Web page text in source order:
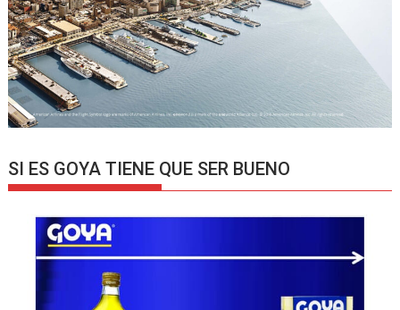
SI ES GOYA TIENE QUE SER BUENO